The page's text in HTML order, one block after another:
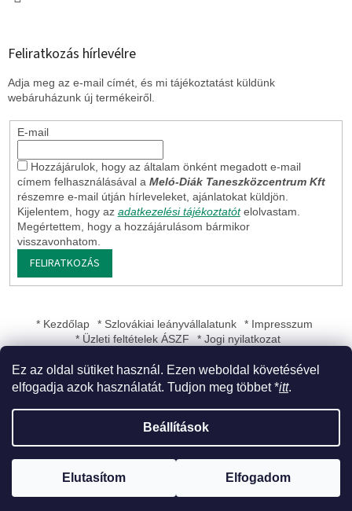
Ez az oldal sütiket használ. Ezen weboldal követésével
elfogadja azok használatát. Tudjon meg többet *itt.
Beállítások
Elutasítom Elfogadom
Feliratkozás hírlevélre
Adja meg az e-mail címét, és mi tájékoztatást küldünk
webáruházunk új termékeiről.
E-mail
Hozzájárulok, hogy az általam önként megadott e-mail
címem felhasználásával a Meló-Diák Taneszközcentrum Kft
részemre e-mail útján hírleveleket, ajánlatokat küldjön.
Kijelentem, hogy az adatkezelési tájékoztatót elolvastam.
Megértettem, hogy a hozzájárulásom bármikor
visszavonhatom.
FELIRATKOZÁS
* Kezdőlap * Szlovákiai leányvállalatunk
* Impresszum
* Üzleti feltételek ÁSZF
* Jogi nyilatkozat
Meló-Diák Taneszközcentrum Kft
fenntartva.
Süti beállítások szerkesztése